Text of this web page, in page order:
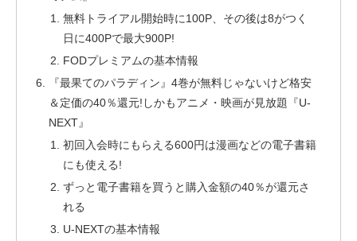
無料トライアル開始時に100P、その後は8がつく
日に400Pで最大900P!
FODプレミアムの基本情報
『最果てのパラディン』4巻が無料じゃないけど格安
＆定価の40％還元!しかもアニメ・映画が見放題『U-
NEXT』
初回入会時にもらえる600円は漫画などの電子書籍
にも使える!
ずっと電子書籍を買うと購入金額の40％が還元さ
れる
U-NEXTの基本情報